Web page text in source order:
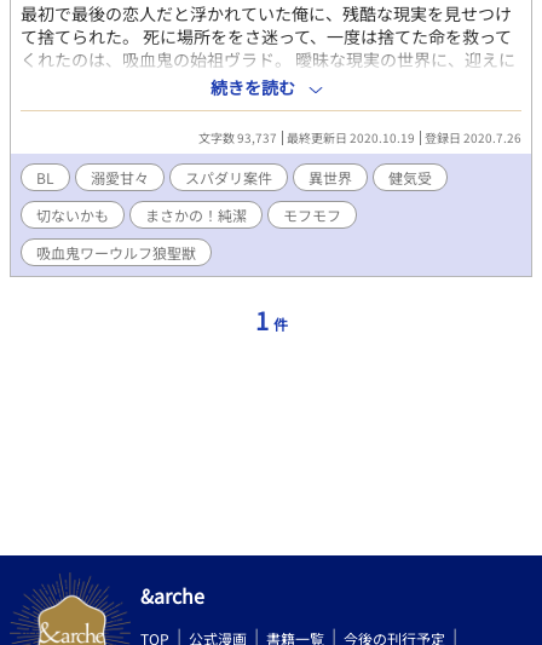
最初で最後の恋人だと浮かれていた俺に、残酷な現実を見せつけ
て捨てられた。 死に場所ををさ迷って、一度は捨てた命を救って
くれたのは、吸血鬼の始祖ヴラド。 曖昧な現実の世界に、迎えに
来てくれたヴラドが色を蘇らせてくれた。 この人の愛だけが、俺
を蘇らせてくれる。
続きを読む
文字数 93,737 最終更新日 2020.10.19 登録日 2020.7.26
BL 溺愛甘々 スパダリ案件 異世界
健気受
切ないかも
まさかの！純潔
モフモフ
吸血鬼ワーウルフ狼聖獣
1 件
&arche
TOP 公式漫画 書籍一覧 今後の刊行予定